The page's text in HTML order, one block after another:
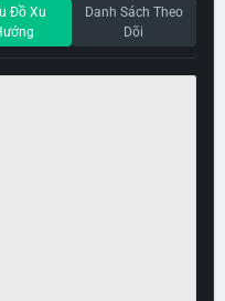
Đồ Xu
Danh Sách Theo
Dõi